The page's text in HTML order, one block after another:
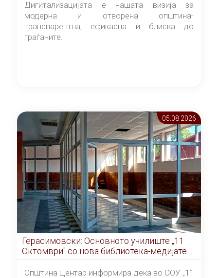
Дигитализацијата е нашата визија за
модерна и отворена општина-
транспарентна, ефикасна и блиска до
граѓаните.
05.08 2026
Герасимовски: Основното училиште „11
Октомври" со нова библиотека-медијатека
од септември
Општина Центар информира дека во ООУ „11